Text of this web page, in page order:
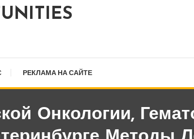
РЕКЛАМА НА САЙТЕ
Онкологии,